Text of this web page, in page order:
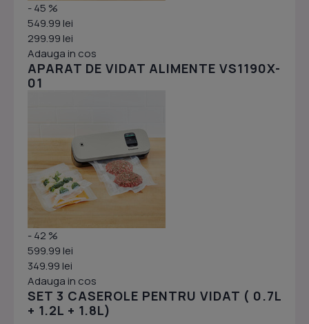
- 45 %
549.99 lei
299.99 lei
Adauga in cos
APARAT DE VIDAT ALIMENTE VS1190X-
01
- 42 %
599.99 lei
349.99 lei
Adauga in cos
SET 3 CASEROLE PENTRU VIDAT ( 0.7L
+ 1.2L + 1.8L)